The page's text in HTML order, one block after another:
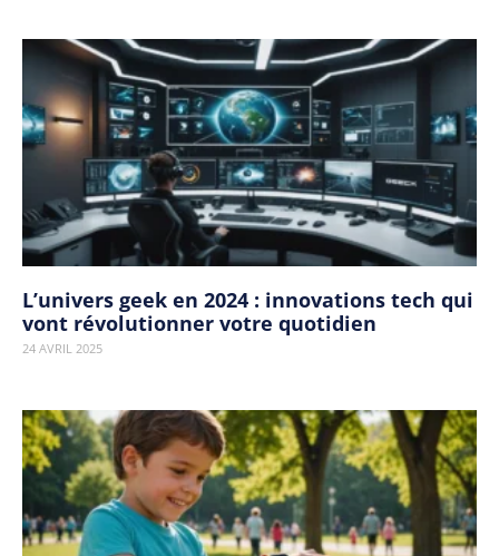
L’univers geek en 2024 : innovations tech qui
vont révolutionner votre quotidien
24 AVRIL 2025